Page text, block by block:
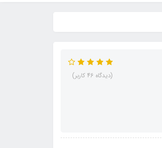
(دیدگاه 46 کاربر)